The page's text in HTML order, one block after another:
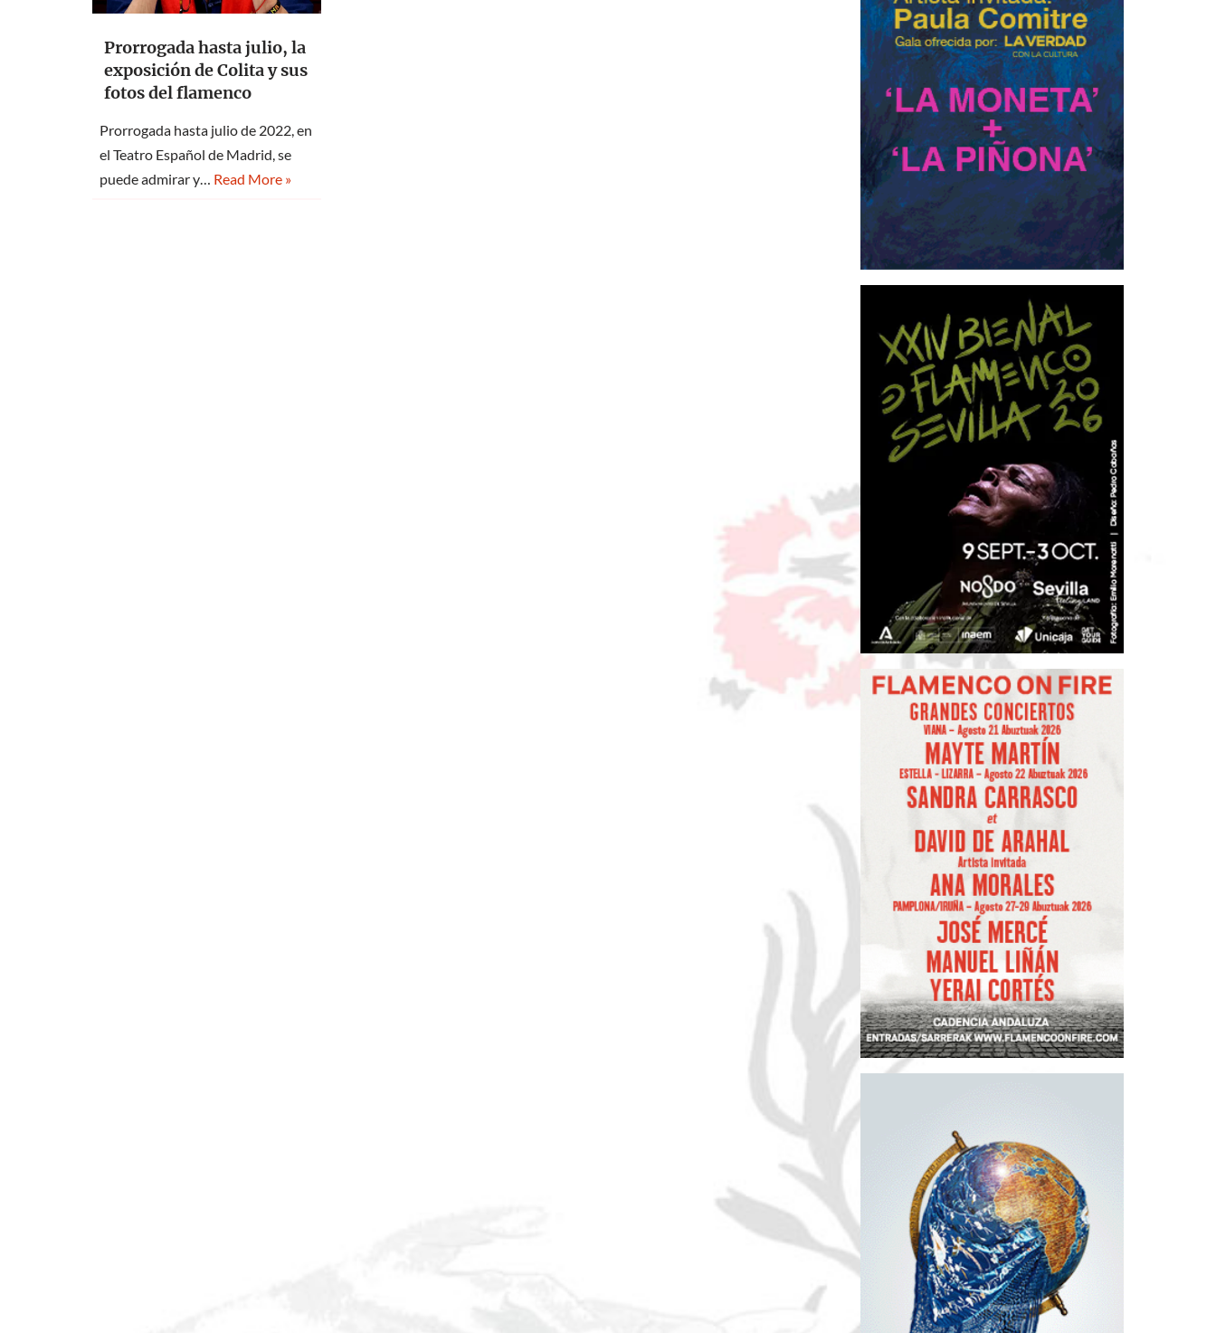
Prorrogada hasta julio, la
exposición de Colita y sus
fotos del flamenco
Prorrogada hasta julio de 2022, en
el Teatro Español de Madrid, se
puede admirar y… Read More »